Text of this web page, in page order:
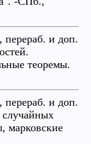
и доп.
теоремы.
и доп.
марковские